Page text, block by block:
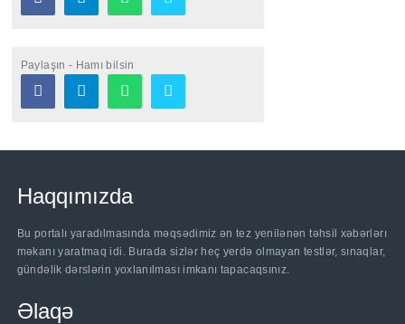
Paylaşın - Hamı bilsin
Haqqımızda
Bu portalı yaradılmasında məqsədimiz ən tez yenilənən təhsil xəbərlərı
məkanı yaratmaq idi. Burada sizlər heç yerdə olmayan testlər, sınaqlar,
gündəlik dərslərin yoxlanılması imkanı tapacaqsınız.
Əlaqə